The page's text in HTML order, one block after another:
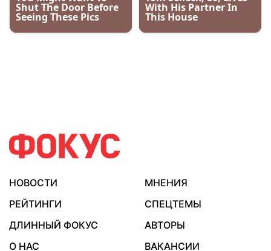
НОВОСТИ
МНЕНИЯ
РЕЙТИНГИ
СПЕЦТЕМЫ
ДЛИННЫЙ ФОКУС
АВТОРЫ
О НАС
ВАКАНСИИ